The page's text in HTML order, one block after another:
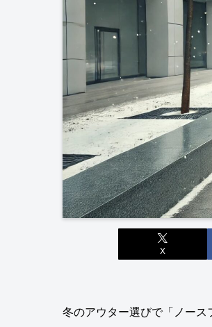
X
冬のアウター選びで「ノー